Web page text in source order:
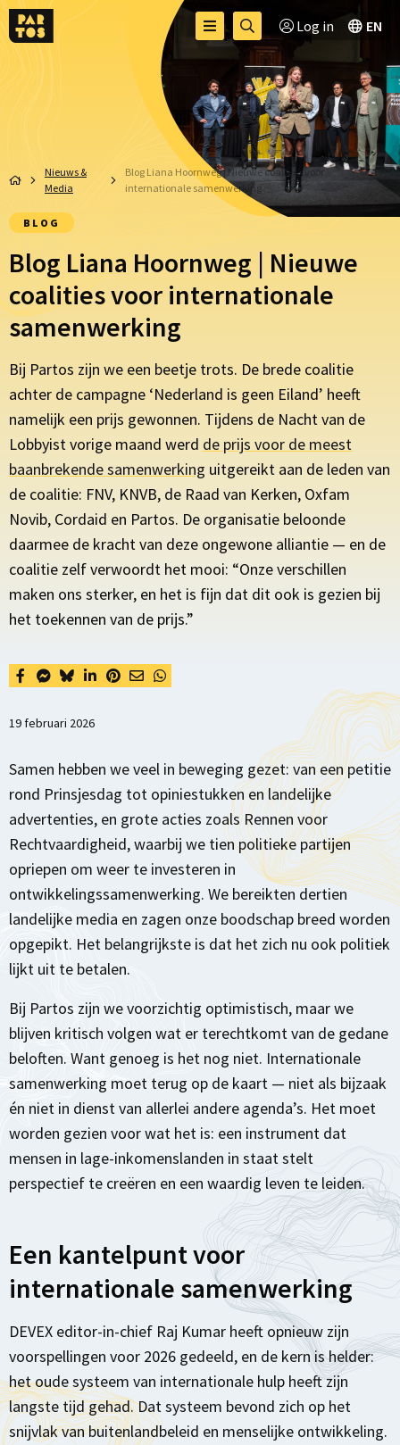
Toggle
naar
zoekpagina
Log in EN
Nieuws &
Media
Blog Liana Hoornweg | Nieuwe coalities voor
internationale samenwerking
BLOG
Blog Liana Hoornweg | Nieuwe
coalities voor internationale
samenwerking
Bij Partos zijn we een beetje trots. De brede coalitie
achter de campagne ‘Nederland is geen Eiland’ heeft
namelijk een prijs gewonnen. Tijdens de Nacht van de
Lobbyist vorige maand werd de prijs voor de meest
baanbrekende samenwerking uitgereikt aan de leden van
de coalitie: FNV, KNVB, de Raad van Kerken, Oxfam
Novib, Cordaid en Partos. De organisatie beloonde
daarmee de kracht van deze ongewone alliantie — en de
coalitie zelf verwoordt het mooi: “Onze verschillen
maken ons sterker, en het is fijn dat dit ook is gezien bij
het toekennen van de prijs.”
19 februari 2026
Samen hebben we veel in beweging gezet: van een petitie
rond Prinsjesdag tot opiniestukken en landelijke
advertenties, en grote acties zoals Rennen voor
Rechtvaardigheid, waarbij we tien politieke partijen
opriepen om weer te investeren in
ontwikkelingssamenwerking. We bereikten dertien
landelijke media en zagen onze boodschap breed worden
opgepikt. Het belangrijkste is dat het zich nu ook politiek
lijkt uit te betalen.
Bij Partos zijn we voorzichtig optimistisch, maar we
blijven kritisch volgen wat er terechtkomt van de gedane
beloften. Want genoeg is het nog niet. Internationale
samenwerking moet terug op de kaart — niet als bijzaak
én niet in dienst van allerlei andere agenda’s. Het moet
worden gezien voor wat het is: een instrument dat
mensen in lage-inkomenslanden in staat stelt
perspectief te creëren en een waardig leven te leiden.
Een kantelpunt voor
internationale samenwerking
DEVEX editor-in-chief Raj Kumar heeft opnieuw zijn
voorspellingen voor 2026 gedeeld, en de kern is helder:
het oude systeem van internationale hulp heeft zijn
langste tijd gehad. Dat systeem bevond zich op het
snijvlak van buitenlandbeleid en menselijke ontwikkeling.